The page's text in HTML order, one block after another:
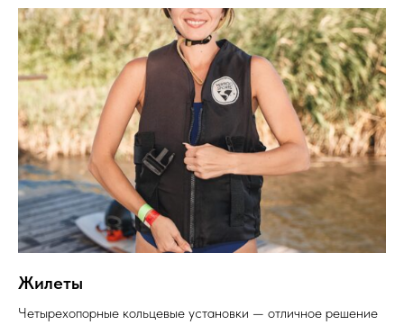
Жилеты
Четырехопорные кольцевые установки — отличное решение